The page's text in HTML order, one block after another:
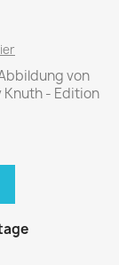
von
Knuth - Edition